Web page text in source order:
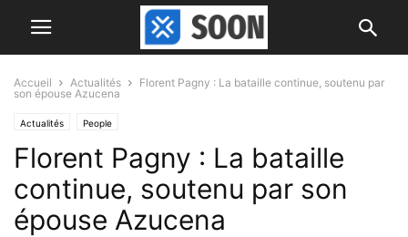
Accueil Actualités
Florent Pagny : La bataille continue, soutenu par
son épouse Azucena
Actualités People
Florent Pagny : La bataille
continue, soutenu par son
épouse Azucena